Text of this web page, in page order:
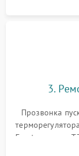
3.
Прозвонка
Frost, включая